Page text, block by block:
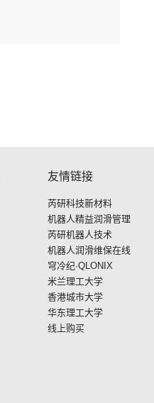
友情链接
芮研科技新材料
机器人精益润滑管理
芮研机器人技术
机器人润滑维保在线
穹冷纪·QLONIX
米兰理工大学
香港城市大学
华东理工大学
线上购买